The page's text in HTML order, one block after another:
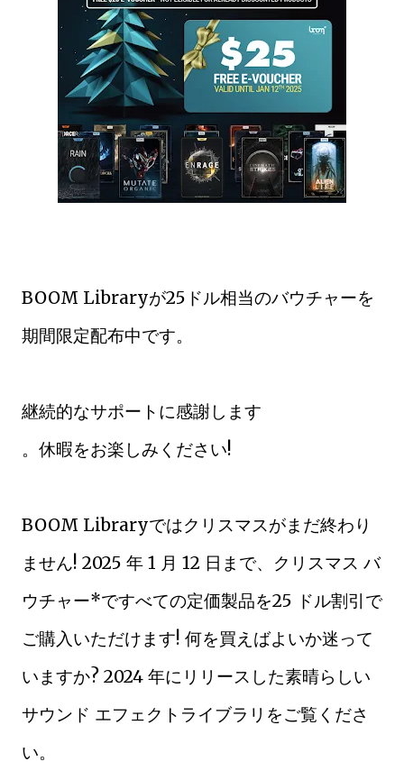
BOOM Libraryが25ドル相当のバウチャーを
期間限定配布中です。
継続的なサポートに感謝します
。休暇をお楽しみください!
BOOM Libraryではクリスマスがまだ終わり
ません! 2025 年 1 月 12 日まで、クリスマス バ
ウチャー*ですべての定価製品を25 ドル割引で
ご購入いただけます! 何を買えばよいか迷って
いますか? 2024 年にリリースした素晴らしい
サウンド エフェクトライブラリをご覧くださ
い。